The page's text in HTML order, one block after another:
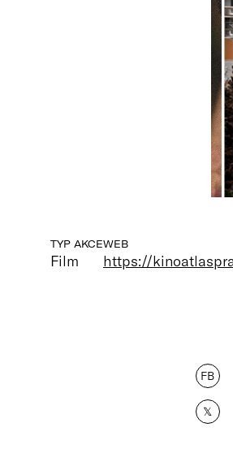
TYP AKCE
Film
WEB
https://
FB
𝕏